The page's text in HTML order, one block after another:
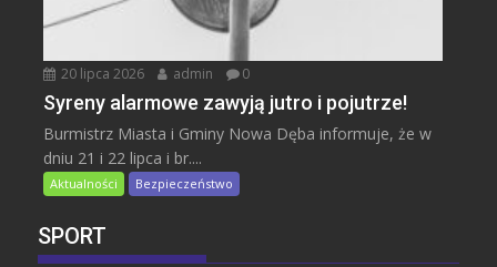
20 lipca 2026 admin 0
Syreny alarmowe zawyją jutro i pojutrze!
Burmistrz Miasta i Gminy Nowa Dęba informuje, że w
dniu 21 i 22 lipca i br....
Aktualności Bezpieczeństwo
SPORT